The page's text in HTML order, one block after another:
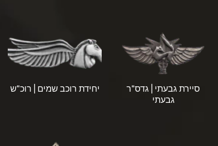
סיירת גבעתי | גדס"ר
גבעתי
יחידת רוכב שמים | רוכ"ש